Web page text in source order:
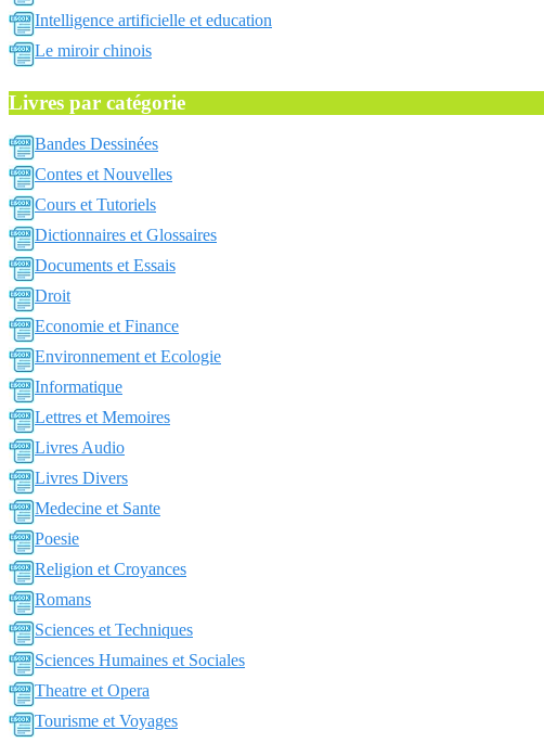
Intelligence artificielle et education
Le miroir chinois
Livres par catégorie
Bandes Dessinées
Contes et Nouvelles
Cours et Tutoriels
Dictionnaires et Glossaires
Documents et Essais
Droit
Economie et Finance
Environnement et Ecologie
Informatique
Lettres et Memoires
Livres Audio
Livres Divers
Medecine et Sante
Poesie
Religion et Croyances
Romans
Sciences et Techniques
Sciences Humaines et Sociales
Theatre et Opera
Tourisme et Voyages